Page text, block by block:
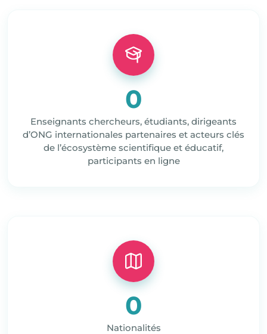
0
Enseignants chercheurs, étudiants, dirigeants
d’ONG internationales partenaires et acteurs clés
de l’écosystème scientifique et éducatif,
participants en ligne
0
Nationalités